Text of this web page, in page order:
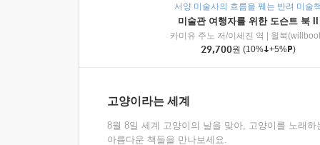
서양 미술사의 흐름을 꿰는 반려 미술
미술관 여행자를 위한 도슨트 북 II
카미유 주노 저/이세진 역
윌북
29,700원 (10% +5% )
고양이라는 세계
8월 8일 세계 고양이의 날을 맞아, 고양이를 노래하
아름다운 책들을 만나보세요.